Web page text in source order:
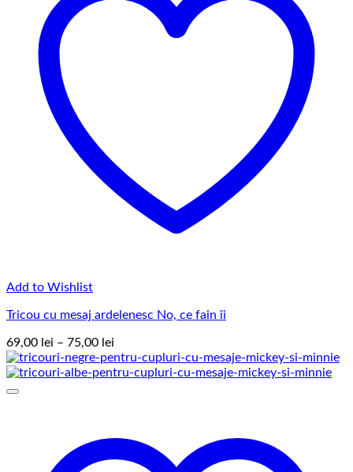
Add to Wishlist
Tricou cu mesaj ardelenesc No, ce fain îi
69,00 lei – 75,00 lei
de
prețuri: